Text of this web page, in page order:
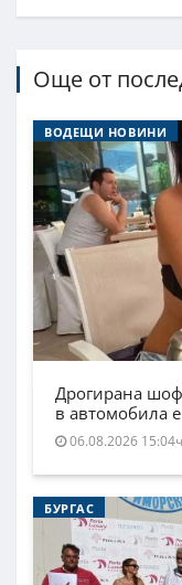
Още от
ВОДЕЩИ НОВИНИ
Дрогирана
в автомобила
06.08.2026
БУРГАС